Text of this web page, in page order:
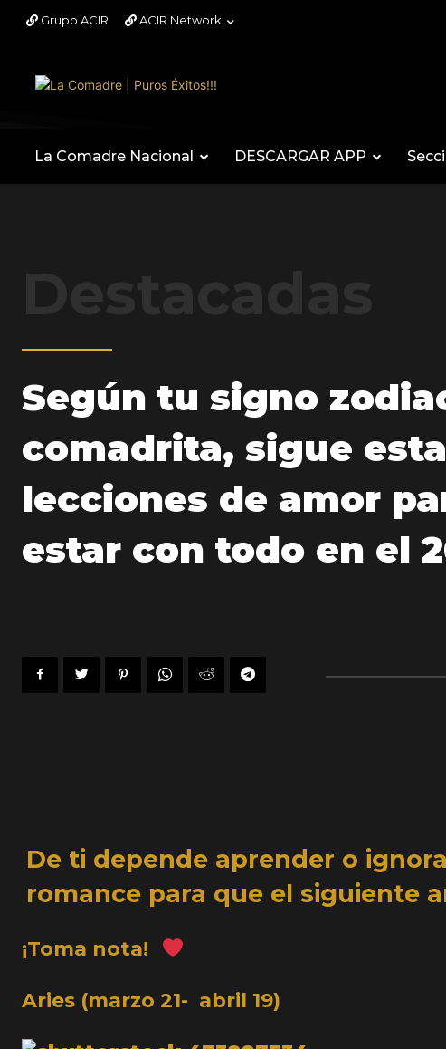
Grupo ACIR ACIR Network
La Comadre Nacional DESCARGAR APP
Según tu signo
comadrita, sigue
lecciones de amor
estar con todo en el
De ti depende aprender o
romance para que el siguiente
¡Toma nota!
Aries (marzo 21- abril 19)